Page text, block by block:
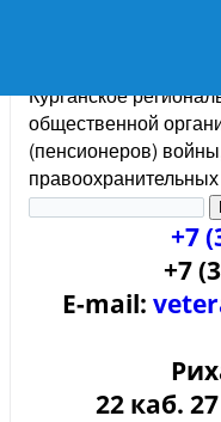
Курганское
общественной
(пенсионеров)
+7
+7
E-mail:
22 каб.